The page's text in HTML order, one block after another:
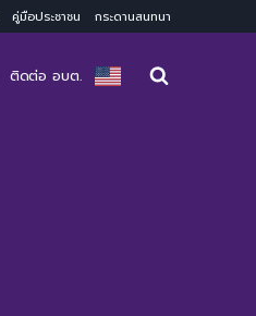
คู่มือประชาชน กระดานสนทนา
ติดต่อ อบต.